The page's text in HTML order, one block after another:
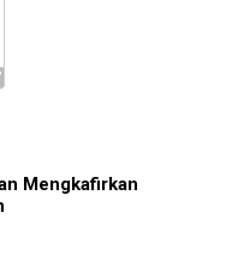
Mengkafirkan